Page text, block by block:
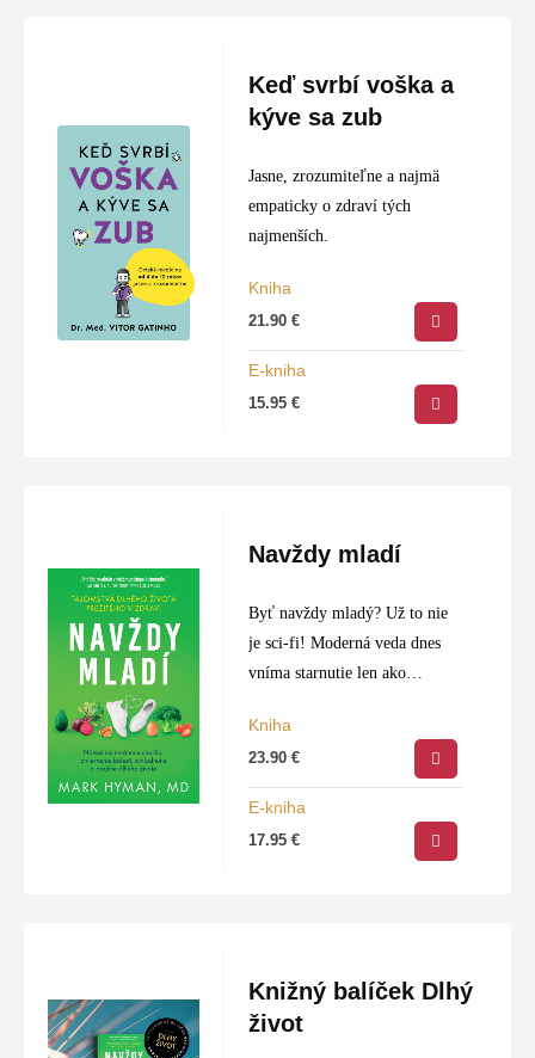
Keď svrbí voška a
kýve sa zub
Jasne, zrozumiteľne a najmä
empaticky o zdraví tých
najmenších.
Kniha
21.90€
E-kniha
15.95€
Navždy mladí
Byť navždy mladý? Už to nie
je sci-fi! Moderná veda dnes
vníma starnutie len ako
liečiť.
Kniha
23.90€
E-kniha
17.95€
Knižný balíček Dlhý
život